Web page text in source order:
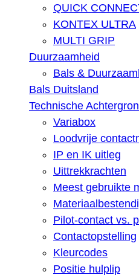
QUICK
KONTEX ULTRA
MULTI GRIP
Duurzaamheid
Bals &
Bals Duitsland
Technische
Variabox
Loodvrije
IP en IK uitleg
Uittrekkrachten
Meest gebruikte
Pilot-contact vs.
Contactopstelling
Kleurcodes
Positie hulplip